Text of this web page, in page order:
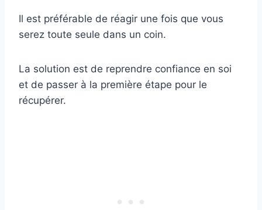
Il est préférable de réagir une fois que vous
serez toute seule dans un coin.
La solution est de reprendre confiance en soi
et de passer à la première étape pour le
récupérer.